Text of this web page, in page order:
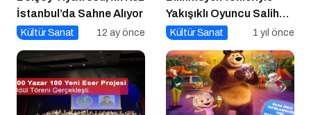
İstanbul’da Sahne Alıyor
Kültür Sanat 12 ay önce
Yakışıklı Oyuncu Salih
GÜNEY ile Söyleşi
Kültür Sanat 1 yıl önce